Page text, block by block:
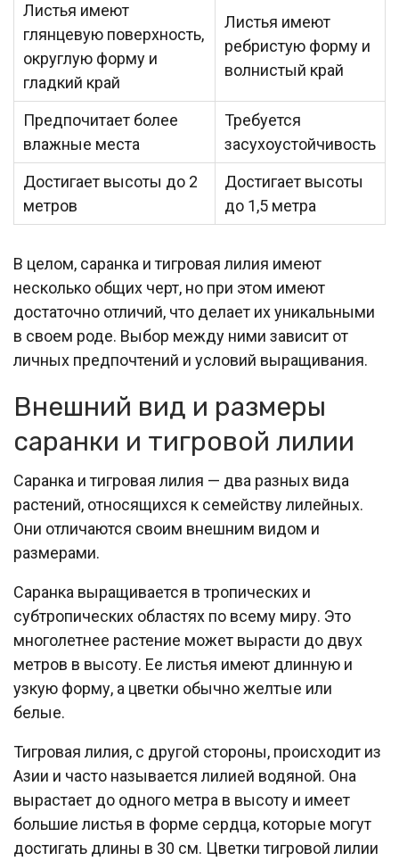
Листья имеют
глянцевую поверхность,
округлую форму и
гладкий край
Листья имеют
ребристую форму и
волнистый край
Предпочитает более
влажные места
Требуется
засухоустойчивость
Достигает высоты до 2
метров
Достигает высоты
до 1,5 метра
В целом, саранка и тигровая лилия имеют
несколько общих черт, но при этом имеют
достаточно отличий, что делает их уникальными
в своем роде. Выбор между ними зависит от
личных предпочтений и условий выращивания.
Внешний вид и размеры
саранки и тигровой лилии
Саранка и тигровая лилия — два разных вида
растений, относящихся к семейству лилейных.
Они отличаются своим внешним видом и
размерами.
Саранка выращивается в тропических и
субтропических областях по всему миру. Это
многолетнее растение может вырасти до двух
метров в высоту. Ее листья имеют длинную и
узкую форму, а цветки обычно желтые или
белые.
Тигровая лилия, с другой стороны, происходит из
Азии и часто называется лилией водяной. Она
вырастает до одного метра в высоту и имеет
большие листья в форме сердца, которые могут
достигать длины в 30 см. Цветки тигровой лилии